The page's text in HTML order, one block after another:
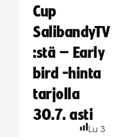
Cup
SalibandyTV
:stä – Early
bird -hinta
tarjolla
30.7. asti
Lu 3